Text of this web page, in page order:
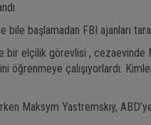
bile başlamadan FBI ajanları
bir elçilik görevlisi , cezaevinde
öğrenmeye çalışıyorlardı.
Maksym Yastremskıy,